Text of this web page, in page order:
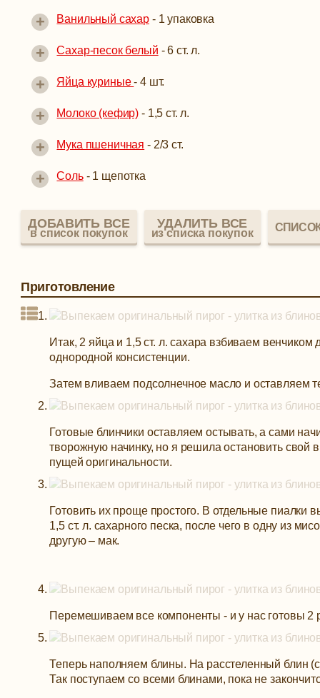
Ванильный сахар - 1 упаковка
+
Сахар-песок белый -6 ст. л.
+
Яйца куриные-4 шт.
+
Молоко (кефир) - 1,5 ст. л.
+
Мука пшеничная - 2/3 ст.
+
Соль- 1 щепотка
+
ДОБАВИТЬ ВСЕ
в список покупок
УДАЛИТЬ ВСЕ
из списка покупок
Приготовление
Итак, 2 яйца и 1,5 ст. л. сахара взбиваем
однородной консистенции.
Затем вливаем подсолнечное масло и оставляем
Готовые блинчики оставляем остывать, а сами
творожную начинку, но я решила остановить
пущей оригинальности.
Готовить их проще простого. В отдельные пиалки
1,5 ст. л. сахарного песка, после чего в одну из
другую – мак.
Перемешиваем все компоненты - и у нас готовы 2
Теперь наполняем блины. На расстеленный блин
Так поступаем со всеми блинами, пока не